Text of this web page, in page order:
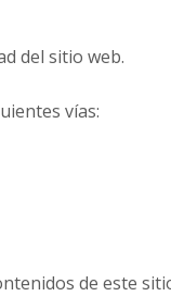
del sitio web.
vías:
de este